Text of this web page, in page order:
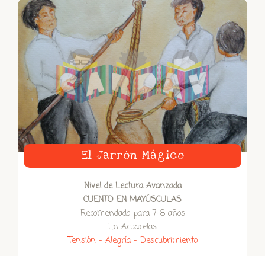
El Jarrón Mágico
Nivel de Lectura Avanzada
CUENTO EN MAYÚSCULAS
Recomendado para 7-8 años
En Acuarelas
Tensión – Alegría – Descubrimiento